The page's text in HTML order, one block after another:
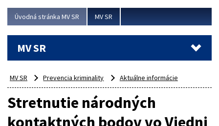
Úvodná stránka MV SR MV SR
MV SR
MV SR Prevencia kriminality Aktuálne informácie
Stretnutie národných